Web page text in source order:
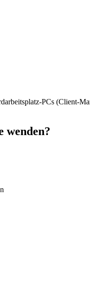
PCs (Client-
wenden?